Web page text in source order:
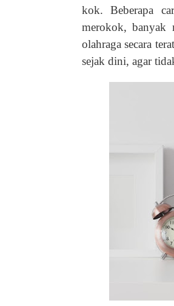
kok. Beberapa
merokok, banyak
olahraga secara
sejak dini, agar